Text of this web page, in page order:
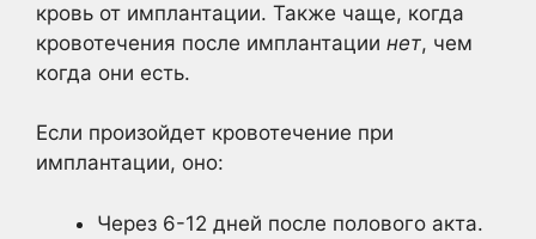
кровь от имплантации. Также чаще, когда
кровотечения после имплантации нет, чем
когда они есть.
Если произойдет кровотечение при
имплантации, оно:
Через 6-12 дней после полового акта.